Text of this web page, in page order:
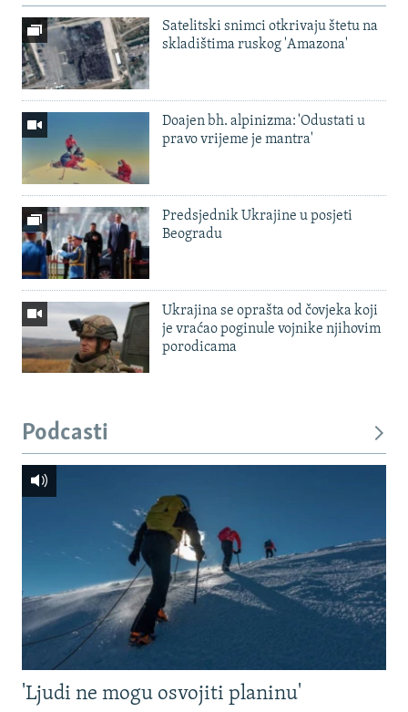
Satelitski snimci otkrivaju štetu na
skladištima ruskog 'Amazona'
Doajen bh. alpinizma: 'Odustati u
pravo vrijeme je mantra'
Predsjednik Ukrajine u posjeti
Beogradu
Ukrajina se oprašta od čovjeka koji
je vraćao poginule vojnike njihovim
porodicama
Podcasti
'Ljudi ne mogu osvojiti planinu'